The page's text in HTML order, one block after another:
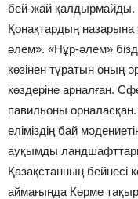
бей-жай қалдырмайды.
Қонақтардың
әлем». «Нұр-әлем»
көзінен тұратын оның
көздеріне арналған.
павильоны орналасқан.
еліміздің бай
ауқымды
Қазақстанның бейнесі
аймағында Көрме